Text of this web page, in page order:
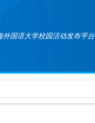
外国语大学校园活动发布平台